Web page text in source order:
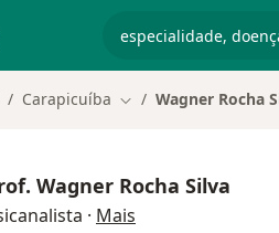
Carapicuíba Mudar de cidade
Wagner Rocha
Wagner Rocha Silva
· Mais